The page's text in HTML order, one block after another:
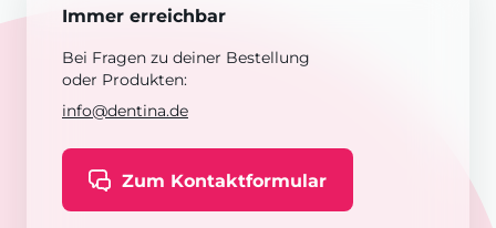
Immer erreichbar
Bei Fragen zu deiner Bestellung
oder Produkten:
info@dentina.de
Zum Kontaktformular